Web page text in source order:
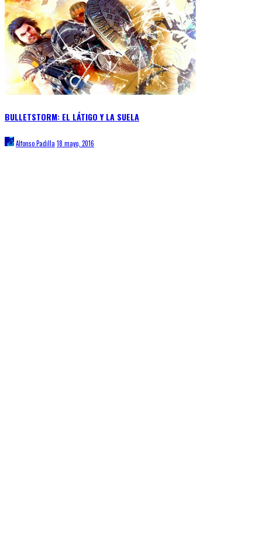
BULLETSTORM: EL LÁTIGO Y LA SUELA
Alfonso Padilla 18 mayo, 2016